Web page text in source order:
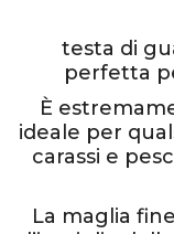
testa di
perfetta
È
ideale per
carassi e
La maglia